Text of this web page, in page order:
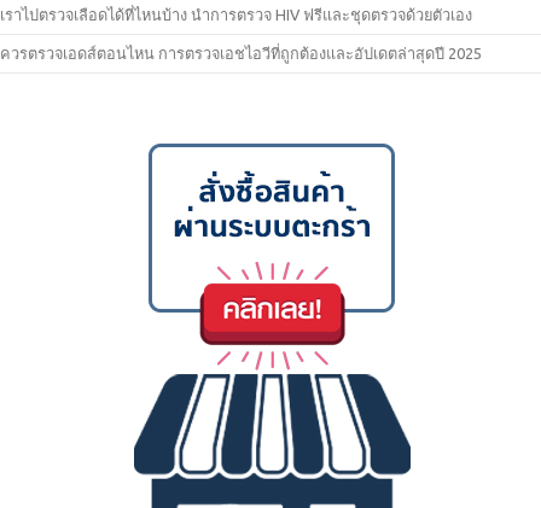
เราไปตรวจเลือดได้ที่ไหนบ้าง นำการตรวจ HIV ฟรีและชุดตรวจด้วยตัวเอง
ควรตรวจเอดส์ตอนไหน การตรวจเอชไอวีที่ถูกต้องและอัปเดตล่าสุดปี 2025